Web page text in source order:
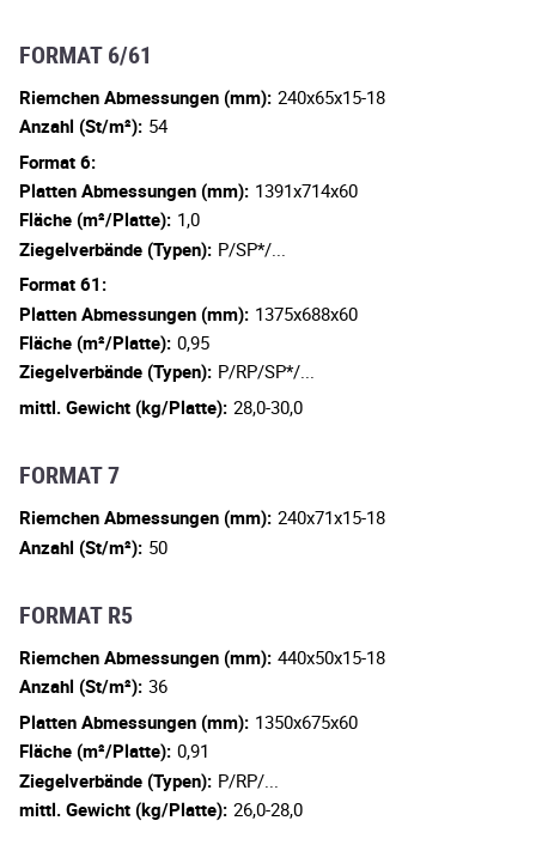
FORMAT 6/61
Riemchen Abmessungen (mm): 240x65x15-18
Anzahl (St/m²): 54
Format 6:
Platten Abmessungen (mm): 1391x714x60
Fläche (m²/Platte): 1,0
Ziegelverbände (Typen): P/SP*/...
Format 61:
Platten Abmessungen (mm): 1375x688x60
Fläche (m²/Platte): 0,95
Ziegelverbände (Typen): P/RP/SP*/...
mittl. Gewicht (kg/Platte): 28,0-30,0
FORMAT 7
Riemchen Abmessungen (mm): 240x71x15-18
Anzahl (St/m²): 50
FORMAT R5
Riemchen Abmessungen (mm): 440x50x15-18
Anzahl (St/m²): 36
Platten Abmessungen (mm): 1350x675x60
Fläche (m²/Platte): 0,91
Ziegelverbände (Typen): P/RP/...
mittl. Gewicht (kg/Platte): 26,0-28,0